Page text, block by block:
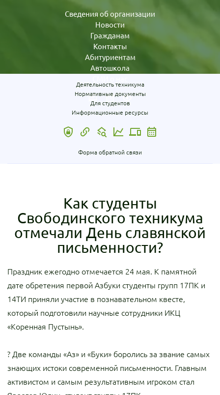
Сведения об организации
Новости
Гражданам
Контакты
Абитуриентам
Автошкола
Деятельность техникума
Нормативные документы
Для студентов
Информационные ресурсы
Форма обратной связи
Как студенты
Свободинского техникума
отмечали День славянской
письменности?
Праздник ежегодно отмечается 24 мая. К памятной
дате обретения первой Азбуки студенты групп 17ПК и
14ТИ приняли участие в познавательном квесте,
который подготовили научные сотрудники ИКЦ
«Коренная Пустынь».
? Две команды «Аз» и «Буки» боролись за звание самых
знающих истоки современной письменности. Главным
активистом и самым результативным игроком стал